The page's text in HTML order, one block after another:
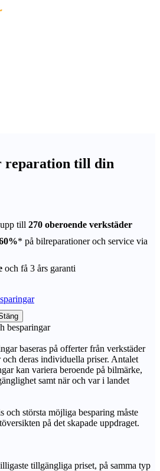
reparation till din
till 270 oberoende verkstäder
* på bilreparationer och service via
och få 3 års garanti
besparingar
baseras på offerter från verkstäder
deras individuella priser. Antalet
kan variera beroende på bilmärke,
samt när och var i landet
och största möjliga besparing måste
på det skapade uppdraget.
tillgängliga priset, på samma typ